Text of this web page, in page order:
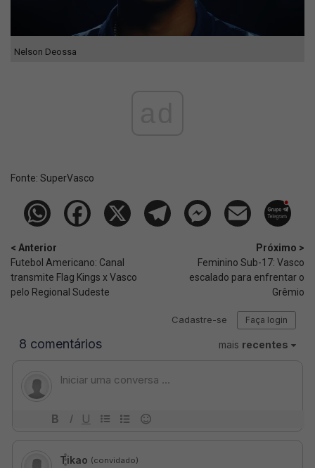
Nelson Deossa
Fonte: SuperVasco‎‎‎‎‎‎
< Anterior
Futebol Americano: Canal
transmite Flag Kings x Vasco
pelo Regional Sudeste
Próximo >
Feminino Sub-17: Vasco
escalado para enfrentar o
Grêmio